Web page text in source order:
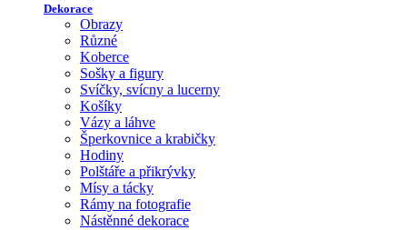
Dekorace
Obrazy
Různé
Koberce
Sošky a figury
Svíčky, svícny a lucerny
Košíky
Vázy a láhve
Šperkovnice a krabičky
Hodiny
Polštáře a přikrývky
Mísy a tácky
Rámy na fotografie
Nástěnné dekorace